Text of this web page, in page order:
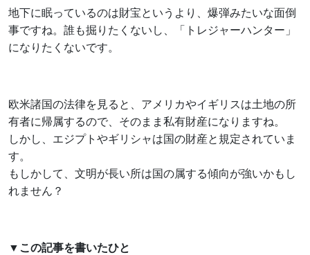
地下に眠っているのは財宝というより、爆弾みたいな面倒
事ですね。誰も掘りたくないし、「トレジャーハンター」
になりたくないです。
欧米諸国の法律を見ると、アメリカやイギリスは土地の所
有者に帰属するので、そのまま私有財産になりますね。
しかし、エジプトやギリシャは国の財産と規定されていま
す。
もしかして、文明が長い所は国の属する傾向が強いかもし
れません？
▼この記事を書いたひと